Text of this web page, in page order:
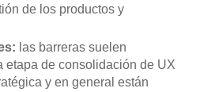
de los productos y
las barreras suelen
etapa de consolidación de UX
y en general están